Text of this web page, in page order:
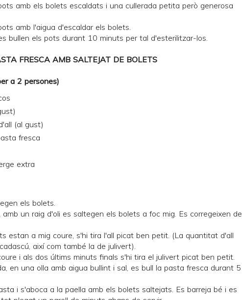
amb els bolets escaldats i una cullerada petita però generosa
amb l'aigua d'escaldar els bolets.
bullen els pots durant 10 minuts per tal d'esterilitzar-los.
FRESCA AMB SALTEJAT DE BOLETS
a 2 persones)
(al gust)
fresca
extra
els bolets.
amb un raig d'oli es saltegen els bolets a foc mig. Es corregeixen de
estan a mig coure, s'hi tira l'all picat ben petit. (La quantitat d'all
així com també la de julivert).
i als dos últims minuts finals s'hi tira el julivert picat ben petit.
en una olla amb aigua bullint i sal, es bull la pasta fresca durant 5
i s'aboca a la paella amb els bolets saltejats. Es barreja bé i es